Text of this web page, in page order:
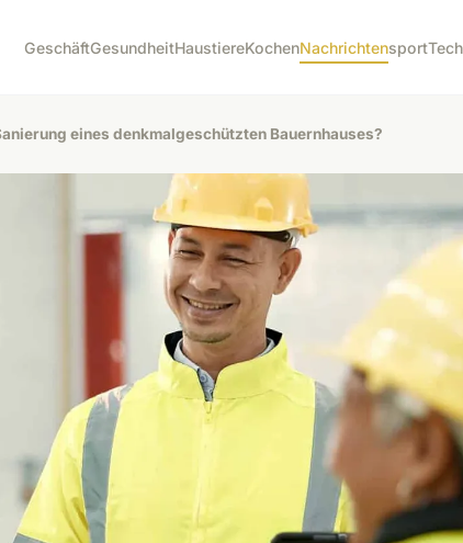
GeschäftGesundheitHaustiereKochenNachrichtensport
eines denkmalgeschützten Bauernhauses?